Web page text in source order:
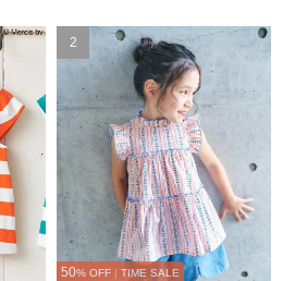
2
50% OFF | TIME SALE